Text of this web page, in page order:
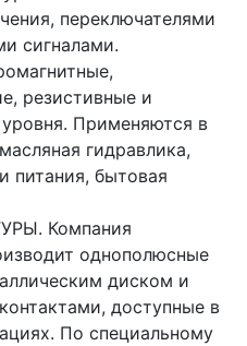
переключателями
сигналами.
резистивные и
Применяются в
гидравлика,
питания, бытовая
Компания
однополюсные
диском и
доступные в
По специальному